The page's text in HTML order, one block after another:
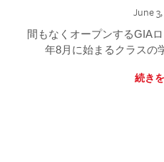
June
間もなくオープンするGIA
年8月に始まるクラスの
続き